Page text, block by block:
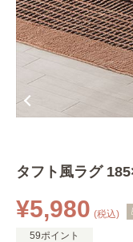
タフト風ラグ
¥5,980 (税込)
59ポイント